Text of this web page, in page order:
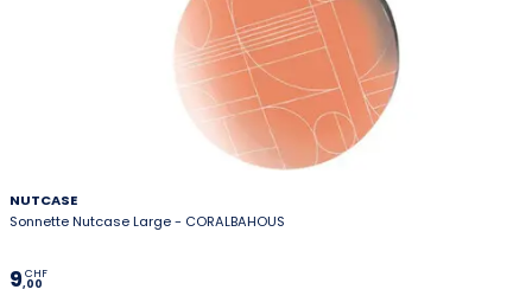
NUTCASE
Sonnette Nutcase Large - CORALBAHOUS
9,00
CHF